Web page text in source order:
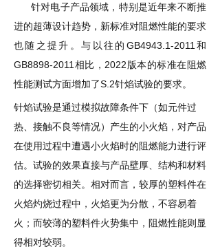
针对电子产品领域，特别是近年来不断推
进的超薄设计趋势，新标准对阻燃性能的要求
也随之提升。与以往的 GB4943.1-2011 和
GB8898-2011 相比， 2022 版本的标准在阻燃
性能测试方面增加了S.2针焰试验的要求。
针焰试验是通过模拟故障条件下（如元件过
热、接触不良等情况）产生的小火焰，对产品
在使用过程中遭遇小火焰时的阻燃能力进行评
估。试验的效果直接与产品壁厚、结构和材料
的选择密切相关。相对而言，较厚的塑料件在
火焰灼烧过程中，火焰更为分散，不容易着
火；而较薄的塑料件火势集中，阻燃性能则显
得相对较弱。